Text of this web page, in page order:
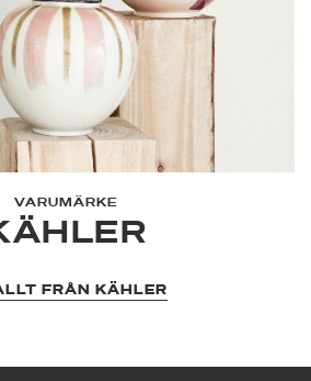
VARUMÄRKE
FRÅN KÄHLER